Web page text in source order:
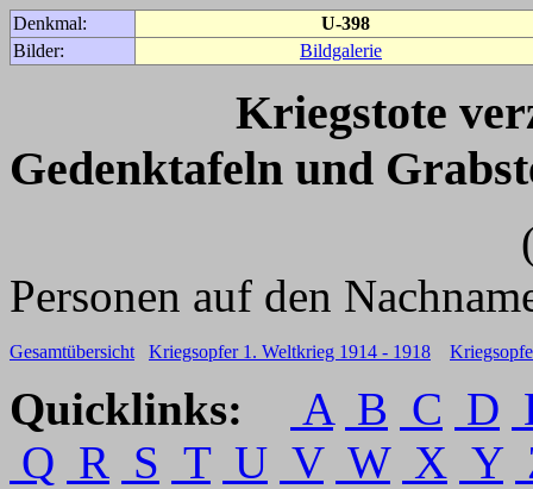
Denkmal:
U-398
Bilder:
Bildgalerie
Kriegstote
Gedenktafeln und
(Für weitere
Personen auf den
Gesamtübersicht Kriegsopfer 1. Weltkrieg 1914 - 1918
Quicklinks: A B C D
Q R S T U V W X Y